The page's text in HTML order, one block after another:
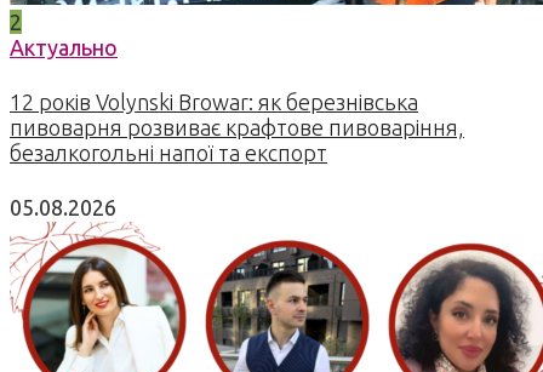
2
Актуально
12 років Volynski Browar: як березнівська
пивоварня розвиває крафтове пивоваріння,
безалкогольні напої та експорт
05.08.2026